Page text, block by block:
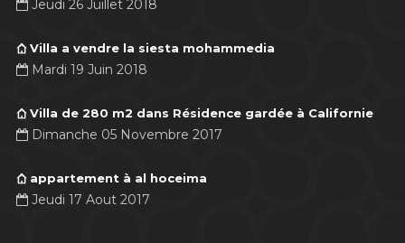
Jeudi 26 Juillet 2018
Villa a vendre la siesta mohammedia
Mardi 19 Juin 2018
Villa de 280 m2 dans Résidence gardée à Californie
Dimanche 05 Novembre 2017
appartement à al hoceima
Jeudi 17 Aout 2017